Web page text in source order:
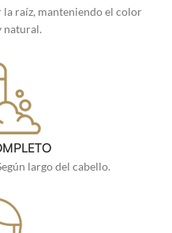
raíz, manteniendo el color
natural.
largo del cabello.